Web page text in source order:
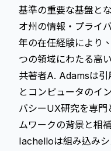
基準の重要な基盤と
オ州の情報・プライ
年の在任経験により
つの領域にわたる高
共著者A. Adamsは
とコンピュータのイ
バシーUX研究を専
ムワークの背景と相
Iachelloは組み込み